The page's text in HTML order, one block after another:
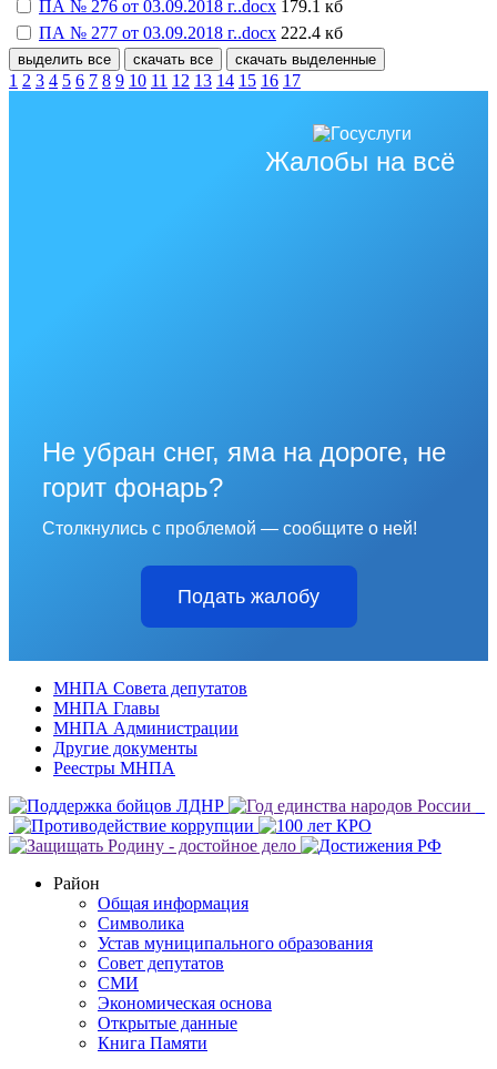
ПА № 276 от 03.09.2018 г..docx 179.1 кб
ПА № 277 от 03.09.2018 г..docx 222.4 кб
выделить все скачать все скачать выделенные
1 2 3 4 5 6 7 8 9 10 11 12 13 14 15 16 17
Жалобы на всё
Не убран снег, яма на дороге, не
горит фонарь?
Столкнулись с проблемой — сообщите о ней!
Подать жалобу
МНПА Совета депутатов
МНПА Главы
МНПА Администрации
Другие документы
Реестры МНПА
Район
Общая информация
Символика
Устав муниципального образования
Совет депутатов
СМИ
Экономическая основа
Открытые данные
Книга Памяти